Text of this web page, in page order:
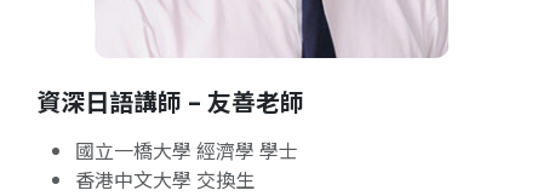
資深日語講師 – 友善老師
國立一橋大學 經濟學 學士
香港中文大學 交換生